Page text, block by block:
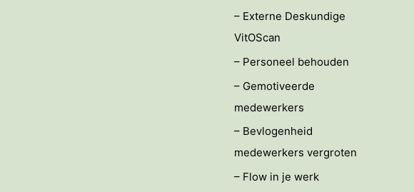
– Externe Deskundige
VitOScan
– Personeel behouden
– Gemotiveerde
medewerkers
– Bevlogenheid
medewerkers vergroten
– Flow in je werk